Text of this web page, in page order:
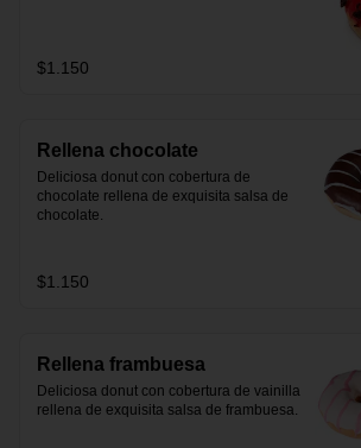
$1.150
Rellena chocolate
Deliciosa donut con cobertura de
chocolate rellena de exquisita salsa de
chocolate.
$1.150
Rellena frambuesa
Deliciosa donut con cobertura de vainilla
rellena de exquisita salsa de frambuesa.